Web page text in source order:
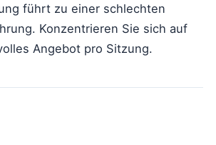
führt zu einer schlechten
Konzentrieren Sie sich auf
Angebot pro Sitzung.